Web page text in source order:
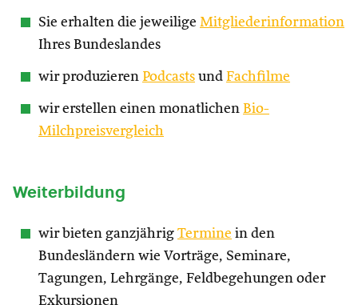
Sie erhalten die jeweilige Mitgliederinformation
Ihres Bundeslandes
wir produzieren Podcasts und Fachfilme
wir erstellen einen monatlichen Bio-
Milchpreisvergleich
Weiterbildung
wir bieten ganzjährig Termine in den
Bundesländern wie Vorträge, Seminare,
Tagungen, Lehrgänge, Feldbegehungen oder
Exkursionen